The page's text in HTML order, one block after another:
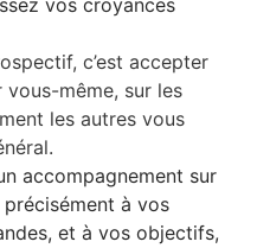
vos croyances
c’est accepter
même, sur les
les autres vous
accompagnement sur
à vos
et à vos objectifs,